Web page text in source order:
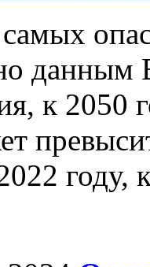
данным
к 2050
году,